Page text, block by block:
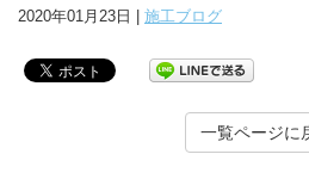
2020年01月23日 | 施工ブログ
一覧ページに